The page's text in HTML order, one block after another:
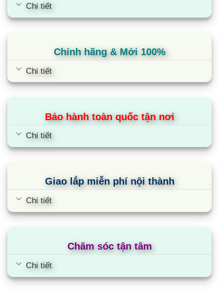
Chi tiết
Chính hãng & Mới 100%
Chi tiết
Bảo hành toàn quốc tận nơi
Chi tiết
Giao lắp miễn phí nội thành
Chi tiết
Chăm sóc tận tâm
Chi tiết